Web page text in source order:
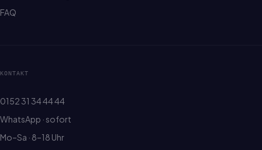
FAQ
KONTAKT
0152 31 34 44 44
WhatsApp · sofort
Mo–Sa · 8–18 Uhr